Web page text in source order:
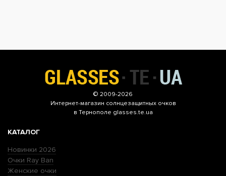
© 2009-2026
Интернет-магазин солнцезащитных очков
в Тернополе glasses.te.ua
КАТАЛОГ
Новинки 2026
Очки Ray Ban
Женские очки